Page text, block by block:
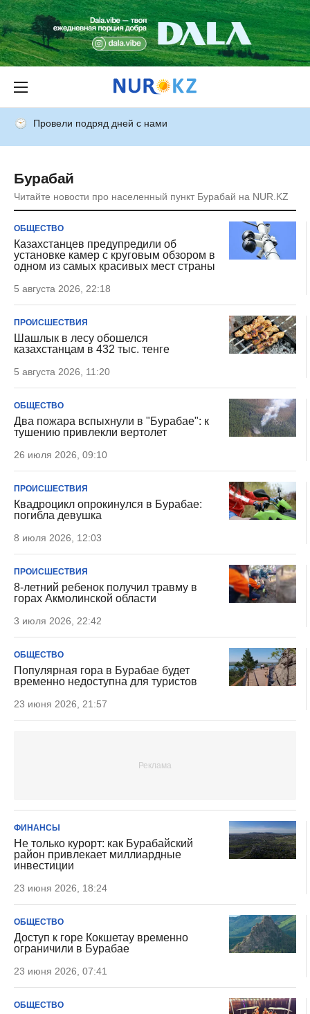
Провели подряд дней с нами
Бурабай
Читайте новости про населенный пункт Бурабай на NUR.KZ
ОБЩЕСТВО
Казахстанцев предупредили об
установке камер с круговым обзором в
одном из самых красивых мест страны
5 августа 2026, 22:18
ПРОИСШЕСТВИЯ
Шашлык в лесу обошелся
казахстанцам в 432 тыс. тенге
5 августа 2026, 11:20
ОБЩЕСТВО
Два пожара вспыхнули в "Бурабае": к
тушению привлекли вертолет
26 июля 2026, 09:10
ПРОИСШЕСТВИЯ
Квадроцикл опрокинулся в Бурабае:
погибла девушка
8 июля 2026, 12:03
ПРОИСШЕСТВИЯ
8-летний ребенок получил травму в
горах Акмолинской области
3 июля 2026, 22:42
ОБЩЕСТВО
Популярная гора в Бурабае будет
временно недоступна для туристов
23 июня 2026, 21:57
ФИНАНСЫ
Не только курорт: как Бурабайский
район привлекает миллиардные
инвестиции
23 июня 2026, 18:24
ОБЩЕСТВО
Доступ к горе Кокшетау временно
ограничили в Бурабае
23 июня 2026, 07:41
ОБЩЕСТВО